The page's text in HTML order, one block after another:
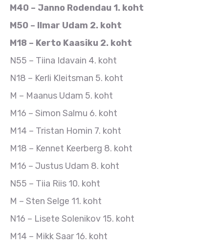
M40 – Janno Rodendau 1. koht
M50 – Ilmar Udam 2. koht
M18 – Kerto Kaasiku 2. koht
N55 – Tiina Idavain 4. koht
N18 – Kerli Kleitsman 5. koht
M – Maanus Udam 5. koht
M16 – Simon Salmu 6. koht
M14 – Tristan Homin 7. koht
M18 – Kennet Keerberg 8. koht
M16 – Justus Udam 8. koht
N55 – Tiia Riis 10. koht
M – Sten Selge 11. koht
N16 – Lisete Solenikov 15. koht
M14 – Mikk Saar 16. koht